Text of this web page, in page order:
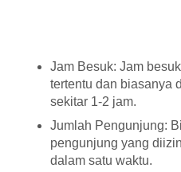
Jam Besuk: Jam
tertentu dan biasanya
sekitar 1-2 jam.
Jumlah Pengunjung:
pengunjung yang
dalam satu waktu.